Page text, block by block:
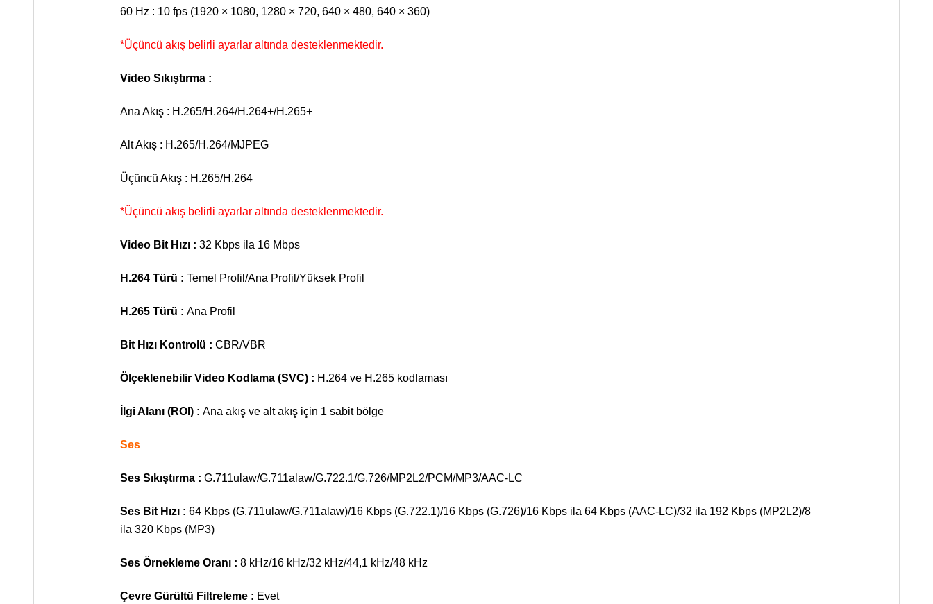
60 Hz : 10 fps (1920 × 1080, 1280 × 720, 640 × 480, 640 × 360)
*Üçüncü akış belirli ayarlar altında desteklenmektedir.
Video Sıkıştırma :
Ana Akış : H.265/H.264/H.264+/H.265+
Alt Akış : H.265/H.264/MJPEG
Üçüncü Akış : H.265/H.264
*Üçüncü akış belirli ayarlar altında desteklenmektedir.
Video Bit Hızı : 32 Kbps ila 16 Mbps
H.264 Türü : Temel Profil/Ana Profil/Yüksek Profil
H.265 Türü : Ana Profil
Bit Hızı Kontrolü : CBR/VBR
Ölçeklenebilir Video Kodlama (SVC) : H.264 ve H.265 kodlaması
İlgi Alanı (ROI) : Ana akış ve alt akış için 1 sabit bölge
Ses
Ses Sıkıştırma : G.711ulaw/G.711alaw/G.722.1/G.726/MP2L2/PCM/MP3/AAC-LC
Ses Bit Hızı : 64 Kbps (G.711ulaw/G.711alaw)/16 Kbps (G.722.1)/16 Kbps (G.726)/16 Kbps ila 64 Kbps (AAC-LC)/32 ila 192 Kbps (MP2L2)/8
ila 320 Kbps (MP3)
Ses Örnekleme Oranı : 8 kHz/16 kHz/32 kHz/44,1 kHz/48 kHz
Çevre Gürültü Filtreleme : Evet